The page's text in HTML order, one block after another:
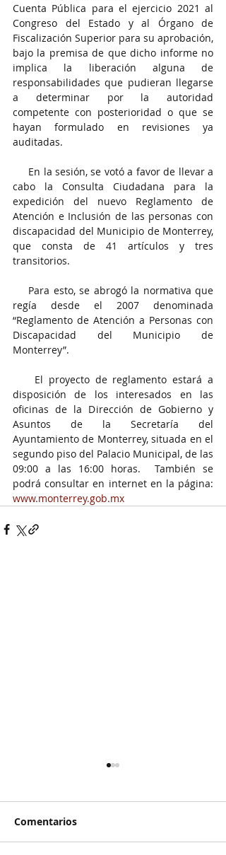
Cuenta Pública para el ejercicio 2021 al
Congreso del Estado y al Órgano de
Fiscalización Superior para su aprobación,
bajo la premisa de que dicho informe no
implica la liberación alguna de
responsabilidades que pudieran llegarse
a determinar por la autoridad
competente con posterioridad o que se
hayan formulado en revisiones ya
auditadas.
cabo la Consulta Ciudadana para la
expedición del nuevo Reglamento de
Atención e Inclusión de las personas con
discapacidad del Municipio de Monterrey,
que consta de 41 artículos y tres
transitorios.
regía desde el 2007 denominada
“Reglamento de Atención a Personas con
Discapacidad del Municipio de
Monterrey”.
disposición de los interesados en las
oficinas de la Dirección de Gobierno y
Asuntos de la Secretaría del
Ayuntamiento de Monterrey, situada en el
segundo piso del Palacio Municipal, de las
09:00 a las 16:00 horas.  También se
www.monterrey.gob.mx
Comentarios